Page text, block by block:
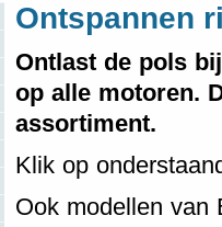
Ontspannen
Ontlast de pols
op alle motoren.
assortiment.
Klik op
Ook modellen van